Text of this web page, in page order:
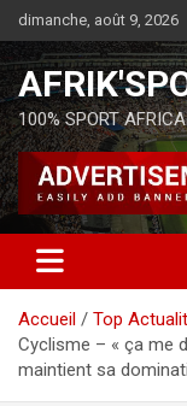
dimanche, août 9, 2026
100% SPORT
Accueil
Top
Cyclisme – « ça me
maintient sa